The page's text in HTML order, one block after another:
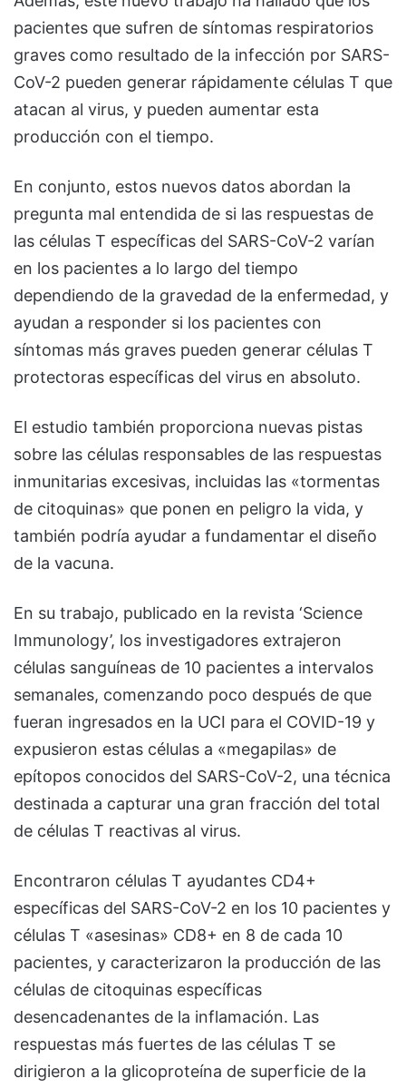
pacientes que sufren de síntomas respiratorios
graves como resultado de la infección por SARS-
CoV-2 pueden generar rápidamente células T que
atacan al virus, y pueden aumentar esta
producción con el tiempo.
En conjunto, estos nuevos datos abordan la
pregunta mal entendida de si las respuestas de
las células T específicas del SARS-CoV-2 varían
en los pacientes a lo largo del tiempo
dependiendo de la gravedad de la enfermedad, y
ayudan a responder si los pacientes con
síntomas más graves pueden generar células T
protectoras específicas del virus en absoluto.
El estudio también proporciona nuevas pistas
sobre las células responsables de las respuestas
inmunitarias excesivas, incluidas las «tormentas
de citoquinas» que ponen en peligro la vida, y
también podría ayudar a fundamentar el diseño
de la vacuna.
En su trabajo, publicado en la revista ‘Science
Immunology’, los investigadores extrajeron
células sanguíneas de 10 pacientes a intervalos
semanales, comenzando poco después de que
fueran ingresados en la UCI para el COVID-19 y
expusieron estas células a «megapilas» de
epítopos conocidos del SARS-CoV-2, una técnica
destinada a capturar una gran fracción del total
de células T reactivas al virus.
Encontraron células T ayudantes CD4+
específicas del SARS-CoV-2 en los 10 pacientes y
células T «asesinas» CD8+ en 8 de cada 10
pacientes, y caracterizaron la producción de las
células de citoquinas específicas
desencadenantes de la inflamación. Las
respuestas más fuertes de las células T se
dirigieron a la glicoproteína de superficie de la